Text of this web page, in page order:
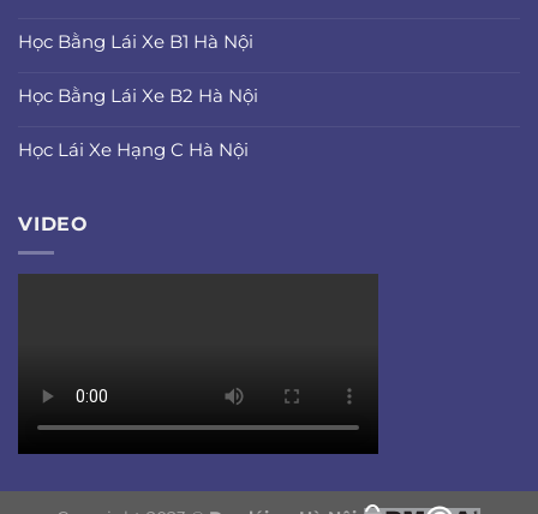
Học Bằng Lái Xe B1 Hà Nội
Học Bằng Lái Xe B2 Hà Nội
Học Lái Xe Hạng C Hà Nội
VIDEO